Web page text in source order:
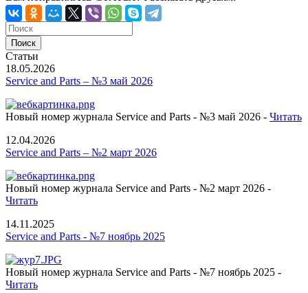
Статьи
18.05.2026
Service and Parts – №3 май 2026
Новый номер журнала Service and Parts - №3 май 2026 - Читать
12.04.2026
Service and Parts – №2 март 2026
Новый номер журнала Service and Parts - №2 март 2026 -
Читать
14.11.2025
Service and Parts - №7 ноябрь 2025
Новый номер журнала Service and Parts - №7 ноябрь 2025 -
Читать